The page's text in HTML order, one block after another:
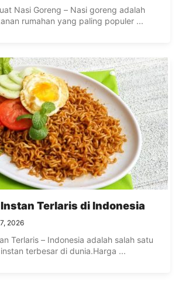
Nasi Goreng – Nasi goreng adalah
rumahan yang paling populer ...
Terlaris di Indonesia
2026
Terlaris – Indonesia adalah salah satu
terbesar di dunia.Harga ...